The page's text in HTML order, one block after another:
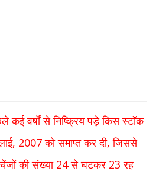
कई वर्षों से निष्क्रिय पड़े किस स्टॉक
, 2007 को समाप्त कर दी,जिससे
की संख्या 24से घटकर 23 रह